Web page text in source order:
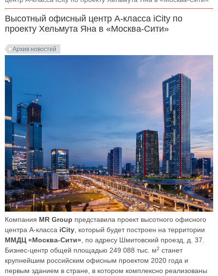
Высотный офисный центр А-класса iCity по
проекту Хельмута Яна в «Москва-Сити»
Архив новостей
Компания MR Group представила проект высотного офисного
центра А-класса iCity , который будет построен на территории
ММДЦ «Москва-Сити» , по адресу Шмитовский проезд, д. 37.
Бизнес-центр общей площадью 249 088 тыс. м2 станет
крупнейшим российским офисным проектом 2020 года и
первым зданием в стране, в котором комплексно реализованы